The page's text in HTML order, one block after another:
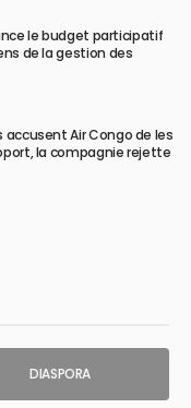
le budget participatif
de la gestion des
accusent Air Congo de les
la compagnie rejette
DIASPORA